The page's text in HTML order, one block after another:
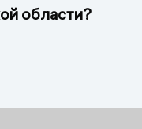
области?